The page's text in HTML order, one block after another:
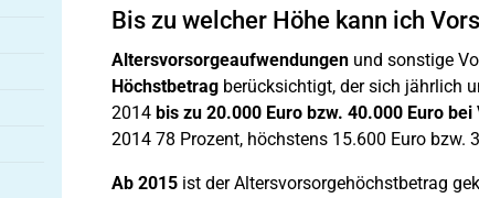
Bis zu welcher Höhe kann ich
Altersvorsorgeaufwendungenund sonstige
Höchstbetragberücksichtigt, der sich jährlich
2014 bis zu 20.000 Euro bzw. 40.000 Euro
2014 78 Prozent, höchstens 15.600 Euro bzw.
Ab 2015ist der Altersvorsorgehöchstbetrag